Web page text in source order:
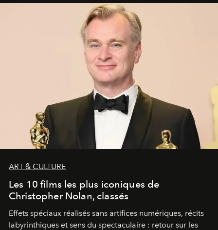
ART & CULTURE
Les 10 films les plus iconiques de
Christopher Nolan, classés
Effets spéciaux réalisés sans artifices numériques, récits
labyrinthiques et sens du spectaculaire : retour sur les